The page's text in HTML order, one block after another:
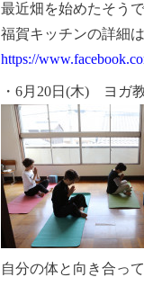
最近畑を始めたそう
福賀キッチンの詳細
https://
・6月20日(木) ヨガ
自分の体と向き合っ